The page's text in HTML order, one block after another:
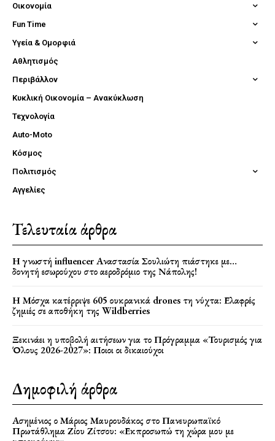
Οικονομία
Fun Time
Υγεία & Ομορφιά
Αθλητισμός
Περιβάλλον
Κυκλική Οικονομία – Ανακύκλωση
Τεχνολογία
Auto-Moto
Κόσμος
Πολιτισμός
Αγγελίες
Τελευταία άρθρα
Η γνωστή influencer Αναστασία Σουλιώτη πιάστηκε με…
δονητή εσωρούχου στο αεροδρόμιο της Νάπολης!
Η Μόσχα κατέρριψε 605 ουκρανικά drones τη νύχτα: Ελαφρές
ζημιές σε αποθήκη της Wildberries
Ξεκινάει η υποβολή αιτήσεων για το Πρόγραμμα «Τουρισμός για
Όλους 2026-2027»: Ποιοι οι δικαιούχοι
Δημοφιλή άρθρα
Ασημένιος ο Μάριος Μαυρουδάκος στο Πανευρωπαϊκό
Πρωτάθλημα Ζίου Ζίτσου: «Εκπροσωπώ τη χώρα μου με